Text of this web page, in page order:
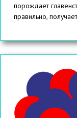
порождает
правильно,